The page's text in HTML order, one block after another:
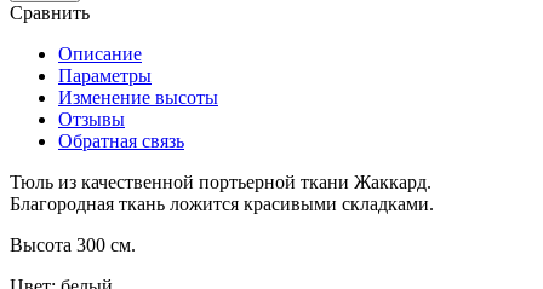
Сравнить
Описание
Параметры
Изменение высоты
Отзывы
Обратная связь
Тюль из качественной портьерной ткани Жаккард.
Благородная ткань ложится красивыми складками.
Высота 300 см.